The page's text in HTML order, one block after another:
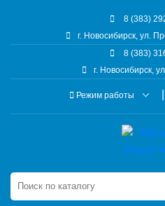
8 (383)
г. Новосибирск, ул.
8 (383)
г. Новосибирск,
Режим работы